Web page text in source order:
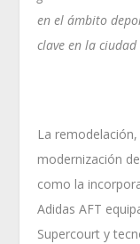
en el ámbito
clave en la ciudad
La
modernización
como la
Adidas AFT
Supercourt y